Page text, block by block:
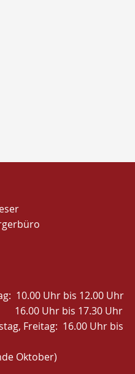
10.00 Uhr bis 12.00 Uhr
Uhr bis 17.30 Uhr
Freitag: 16.00 Uhr bis
Oktober)